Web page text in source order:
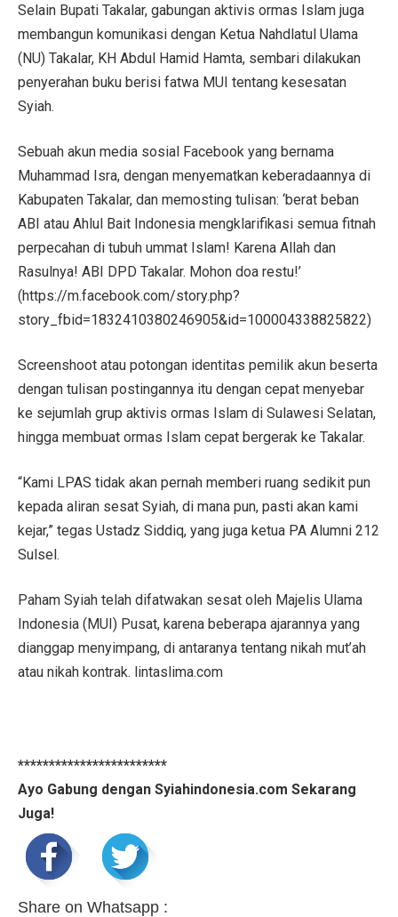
Selain Bupati Takalar, gabungan aktivis ormas Islam juga
membangun komunikasi dengan Ketua Nahdlatul Ulama
(NU) Takalar, KH Abdul Hamid Hamta, sembari dilakukan
penyerahan buku berisi fatwa MUI tentang kesesatan
Syiah.
Sebuah akun media sosial Facebook yang bernama
Muhammad Isra, dengan menyematkan keberadaannya di
Kabupaten Takalar, dan memosting tulisan: ‘berat beban
ABI atau Ahlul Bait Indonesia mengklarifikasi semua fitnah
perpecahan di tubuh ummat Islam! Karena Allah dan
Rasulnya! ABI DPD Takalar. Mohon doa restu!’
(https://m.facebook.com/story.php?
story_fbid=1832410380246905&id=100004338825822)
Screenshoot atau potongan identitas pemilik akun beserta
dengan tulisan postingannya itu dengan cepat menyebar
ke sejumlah grup aktivis ormas Islam di Sulawesi Selatan,
hingga membuat ormas Islam cepat bergerak ke Takalar.
“Kami LPAS tidak akan pernah memberi ruang sedikit pun
kepada aliran sesat Syiah, di mana pun, pasti akan kami
kejar,” tegas Ustadz Siddiq, yang juga ketua PA Alumni 212
Sulsel.
Paham Syiah telah difatwakan sesat oleh Majelis Ulama
Indonesia (MUI) Pusat, karena beberapa ajarannya yang
dianggap menyimpang, di antaranya tentang nikah mut’ah
atau nikah kontrak. lintaslima.com
************************
Ayo Gabung dengan Syiahindonesia.com Sekarang
Juga!
Share on Whatsapp :